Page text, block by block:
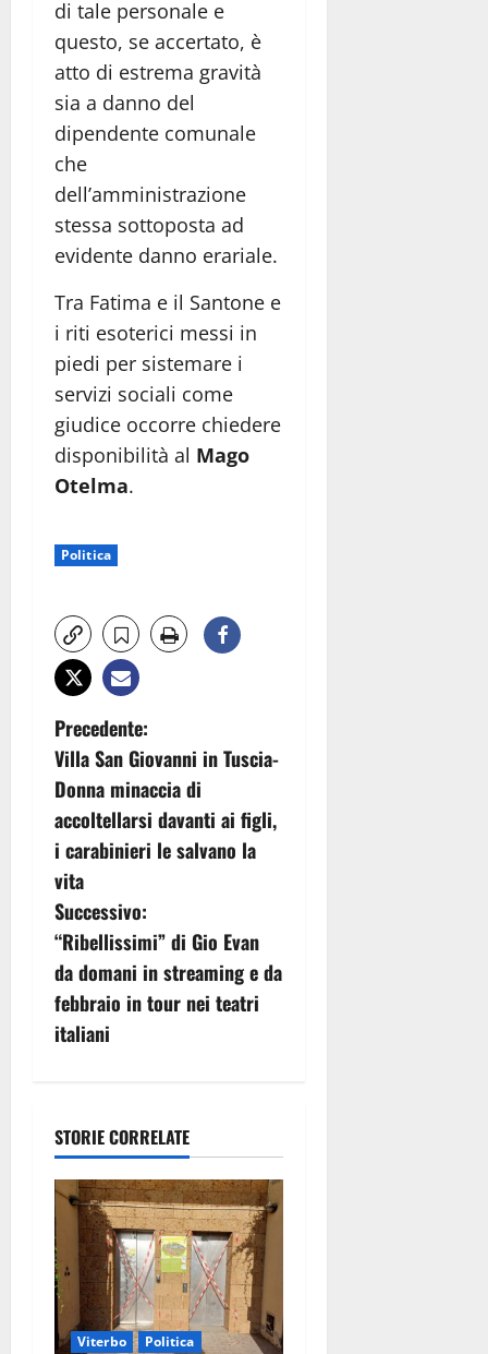
di tale personale e
questo, se accertato, è
atto di estrema gravità
sia a danno del
dipendente comunale
che
dell’amministrazione
stessa sottoposta ad
evidente danno erariale.
Tra Fatima e il Santone e
i riti esoterici messi in
piedi per sistemare i
servizi sociali come
giudice occorre chiedere
disponibilità al Mago
Otelma.
Politica
N
a
v
i
g
a
z
i
n
e
a
r
t
Precedente:
Villa San Giovanni in Tuscia-
Donna minaccia di
accoltellarsi davanti ai figli,
i carabinieri le salvano la
vita
Successivo:
“Ribellissimi” di Gio Evan
da domani in streaming e da
febbraio in tour nei teatri
italiani
STORIE CORRELATE
Viterbo Politica